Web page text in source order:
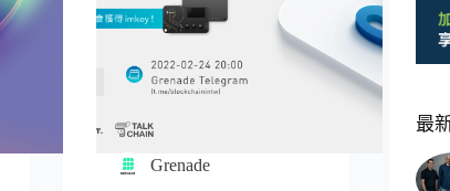
Grenade
最